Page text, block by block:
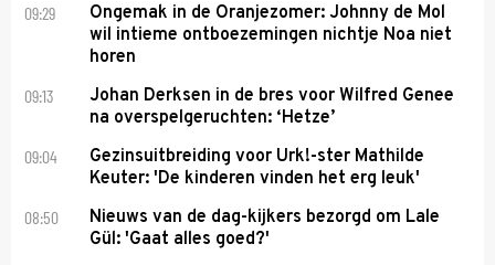
09:29
Ongemak in de Oranjezomer: Johnny de Mol
wil intieme ontboezemingen nichtje Noa niet
horen
09:13
Johan Derksen in de bres voor Wilfred Genee
na overspelgeruchten: ‘Hetze’
09:04
Gezinsuitbreiding voor Urk!-ster Mathilde
Keuter: 'De kinderen vinden het erg leuk'
08:50
Nieuws van de dag-kijkers bezorgd om Lale
Gül: 'Gaat alles goed?'